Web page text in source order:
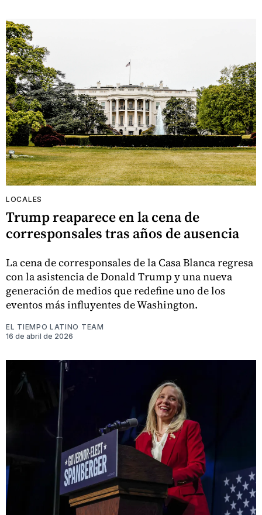
LOCALES
Trump reaparece en la cena de
corresponsales tras años de ausencia
La cena de corresponsales de la Casa Blanca regresa
con la asistencia de Donald Trump y una nueva
generación de medios que redefine uno de los
eventos más influyentes de Washington.
EL TIEMPO LATINO TEAM
16 de abril de 2026